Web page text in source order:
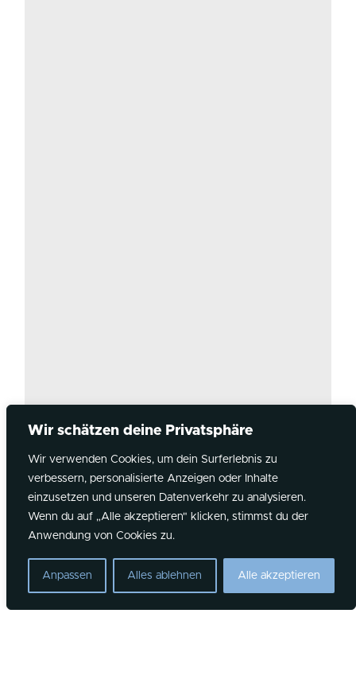
Wir schätzen deine Privatsphäre
Wir verwenden Cookies, um dein Surferlebnis zu
verbessern, personalisierte Anzeigen oder Inhalte
einzusetzen und unseren Datenverkehr zu analysieren.
Wenn du auf „Alle akzeptieren" klicken, stimmst du der
Anwendung von Cookies zu.
Anpassen Alles ablehnen Alle akzeptieren
Instagram YouTube Spotify
©2026 Overflow Kirche